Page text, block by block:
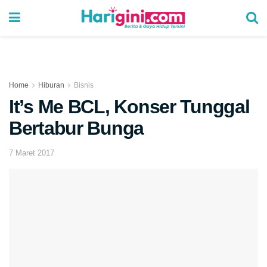
Home Hiburan Bisnis
It’s Me BCL, Konser Tunggal
Bertabur Bunga
7 Maret 2017